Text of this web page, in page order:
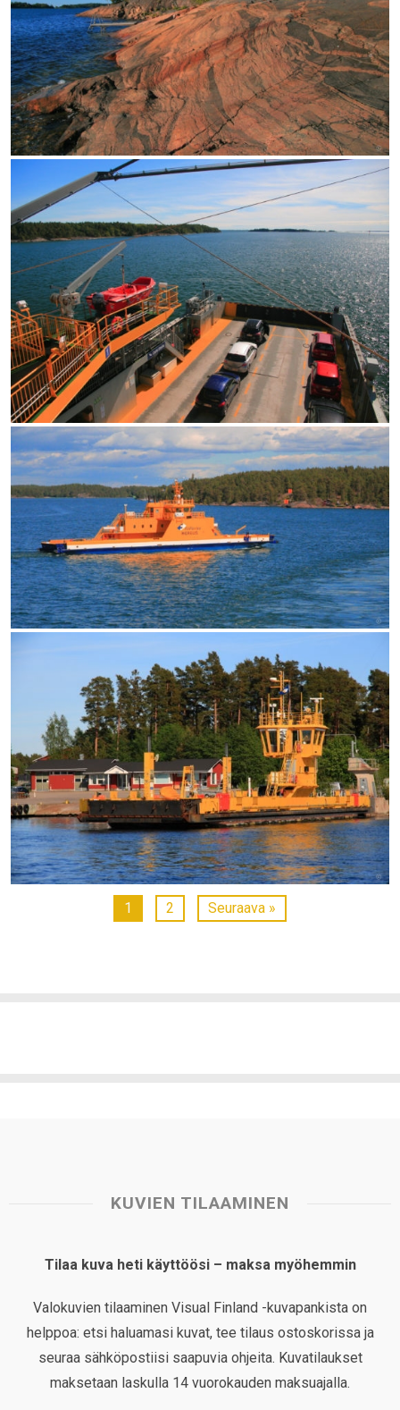
1 2 Seuraava »
KUVIEN TILAAMINEN
Tilaa kuva heti käyttöösi – maksa myöhemmin
Valokuvien tilaaminen Visual Finland -kuvapankista on
helppoa: etsi haluamasi kuvat, tee tilaus ostoskorissa ja
seuraa sähköpostiisi saapuvia ohjeita. Kuvatilaukset
maksetaan laskulla 14 vuorokauden maksuajalla.